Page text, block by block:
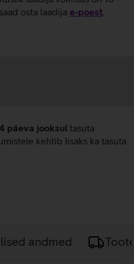
osta laadija e‑poest.
päeva jooksul tasuta
kehtib lisaks ka tasuta
andmed